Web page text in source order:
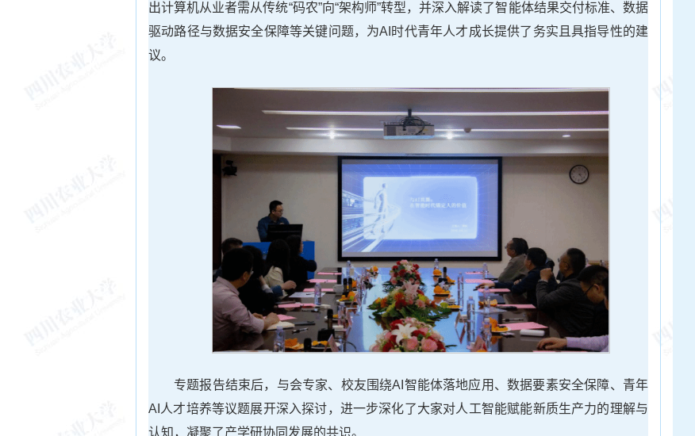
出计算机从业者需从传统“码农”向“架构师”转型，并深入解读了智能体结果交付标准、数据
驱动路径与数据安全保障等关键问题，为AI时代青年人才成长提供了务实且具指导性的建
议。
专题报告结束后，与会专家、校友围绕AI智能体落地应用、数据要素安全保障、青年
AI人才培养等议题展开深入探讨，进一步深化了大家对人工智能赋能新质生产力的理解与
认知，凝聚了产学研协同发展的共识。